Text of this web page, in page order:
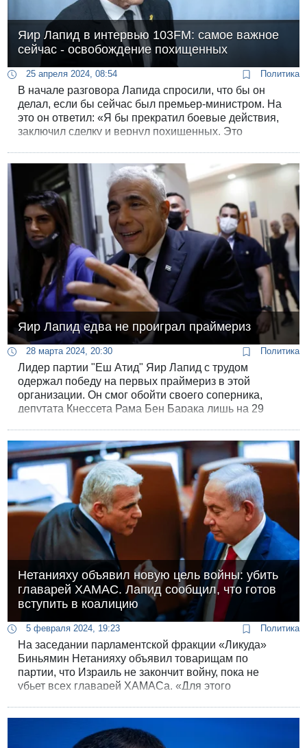
Яир Лапид в интервью 103FM: самое важное
сейчас - освобождение похищенных
25 апреля 2024, 08:54 Политика
В начале разговора Лапида спросили, что бы он
делал, если бы сейчас был премьер-министром. На
это он ответил: «Я бы прекратил боевые действия,
заключил сделку и вернул похищенных. Это
Яир Лапид едва не проиграл праймериз
28 марта 2024, 20:30 Политика
Лидер партии "Еш Атид" Яир Лапид с трудом
одержал победу на первых праймериз в этой
организации. Он смог обойти своего соперника,
депутата Кнессета Рама Бен Барака лишь на 29
Нетанияху объявил новую цель войны: убить
главарей ХАМАС. Лапид сообщил, что готов
вступить в коалицию
5 февраля 2024, 19:23 Политика
На заседании парламентской фракции «Ликуда»
Биньямин Нетанияху объявил товарищам по
партии, что Израиль не закончит войну, пока не
убьет всех главарей ХАМАСа. «Для этого
оппозиции Лапид предложил ему любую поддержку,
вплоть до вступления в правительство, ради